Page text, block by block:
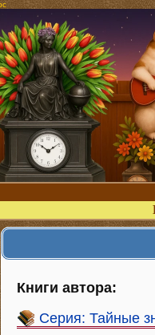
Книги автора:
Серия: Тайные